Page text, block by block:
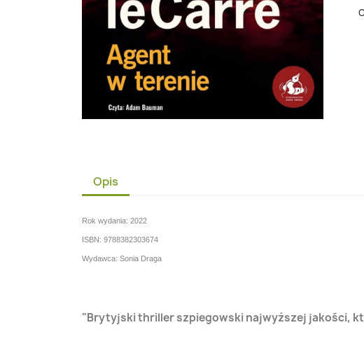
Opis
Rok wydania: 2022
ISBN: 9788382303674
Wydawca: Sonia Draga
Brytyjski thriller szpiegowski najwyższej jakości,